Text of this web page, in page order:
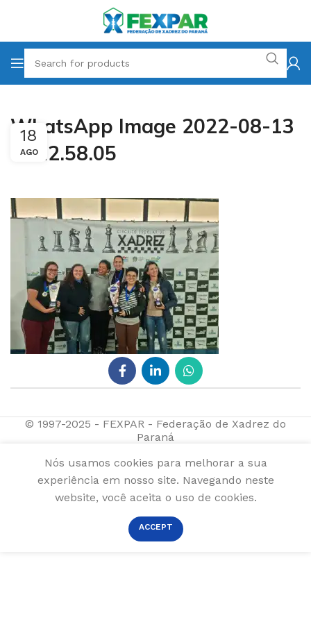
WhatsApp Image 2022-08-13
at 12.58.05
18
AGO
© 1997-2025 - FEXPAR - Federação de Xadrez do
Paraná
Nós usamos cookies para melhorar a sua
experiência em nosso site. Navegando neste
website, você aceita o uso de cookies.
ACCEPT